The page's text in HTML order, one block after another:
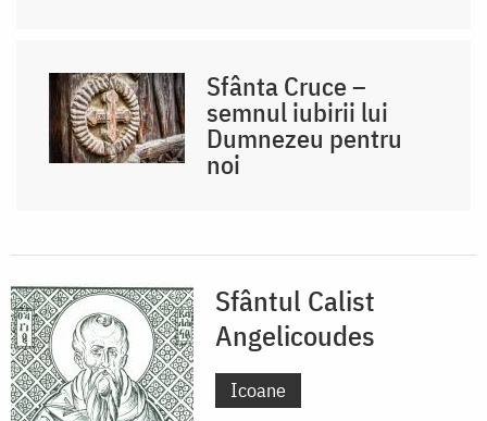
Sfânta Cruce –
semnul iubirii lui
Dumnezeu pentru
noi
Sfântul Calist
Angelicoudes
Icoane